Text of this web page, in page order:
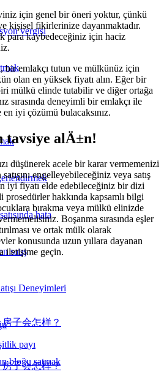
vergisi
hata
satış
Deneyimleri
bloğu satmak
için genel bir öneri yoktur, çünkü
kişisel fikirlerinize dayanmaktadır.
para kaybedeceğiniz için haciz
bir emlakçı tutun ve mülkünüz için
olan en yüksek fiyatı alın. Eğer bir
mülkü elinde tutabilir ve diğer ortağa
sırasında deneyimli bir emlakçı ile
en iyi çözümü bulacaksınız.
alÄ±n!
düşünerek acele bir karar vermemenizi
engelleyebileceğiniz veya satış
iyi fiyatı elde edebileceğiniz bir dizi
prosedürler hakkında kapsamlı bilgi
bırakma veya mülkü elinizde
Boşanma sırasında eşler
ve ortak mülk olarak
konusunda uzun yıllara dayanan
iletişime geçin.
payı